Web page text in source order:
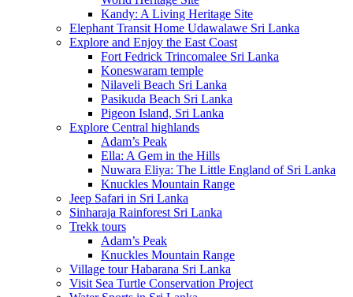
Kandy: A Living Heritage Site
Elephant Transit Home Udawalawe Sri Lanka
Explore and Enjoy the East Coast
Fort Fedrick Trincomalee Sri Lanka
Koneswaram temple
Nilaveli Beach Sri Lanka
Pasikuda Beach Sri Lanka
Pigeon Island, Sri Lanka
Explore Central highlands
Adam’s Peak
Ella: A Gem in the Hills
Nuwara Eliya: The Little England of Sri Lanka
Knuckles Mountain Range
Jeep Safari in Sri Lanka
Sinharaja Rainforest Sri Lanka
Trekk tours
Adam’s Peak
Knuckles Mountain Range
Village tour Habarana Sri Lanka
Visit Sea Turtle Conservation Project